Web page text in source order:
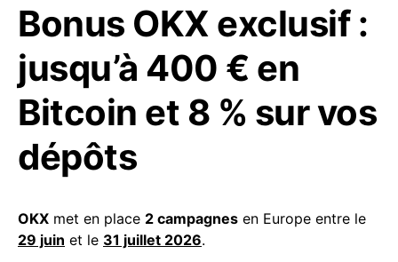
Bonus OKX exclusif :
jusqu’à 400 € en
Bitcoin et 8 % sur vos
dépôts
OKX met en place 2 campagnes en Europe entre le
29 juin et le 31 juillet 2026.